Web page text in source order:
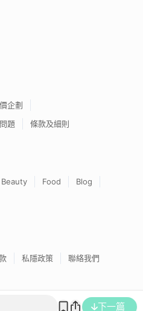
下一篇
企劃
題 條款及細則
Beauty Food
Blog
私隱政策 聯絡我們